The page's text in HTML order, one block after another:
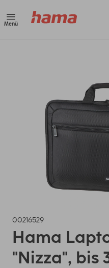
Menü
00216529
Hama
"Nizza", bis